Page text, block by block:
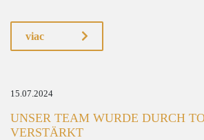
viac
15.07.2024
UNSER TEAM WURDE DURCH
VERSTÄRKT